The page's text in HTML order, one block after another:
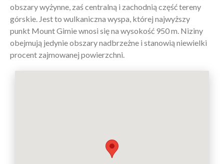
obszary wyżynne, zaś centralną i zachodnią część tereny
górskie. Jest to wulkaniczna wyspa, której najwyższy
punkt Mount Gimie wnosi się na wysokość 950 m. Niziny
obejmują jedynie obszary nadbrzeżne i stanowią niewielki
procent zajmowanej powierzchni.